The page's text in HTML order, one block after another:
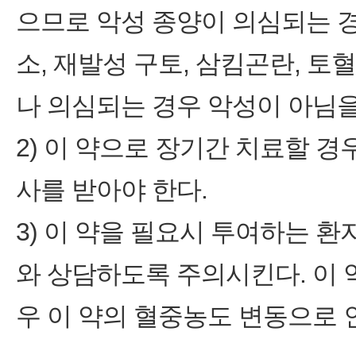
으므로 악성 종양이 의심되는
소, 재발성 구토, 삼킴곤란, 토
나 의심되는 경우 악성이 아님
2) 이 약으로 장기간 치료할 경
사를 받아야 한다.
3) 이 약을 필요시 투여하는 환
와 상담하도록 주의시킨다. 이
우 이 약의 혈중농도 변동으로